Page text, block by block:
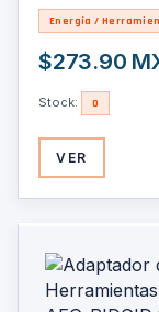
Circunferencia
Energía /
$273.90
Stock: 0
VER